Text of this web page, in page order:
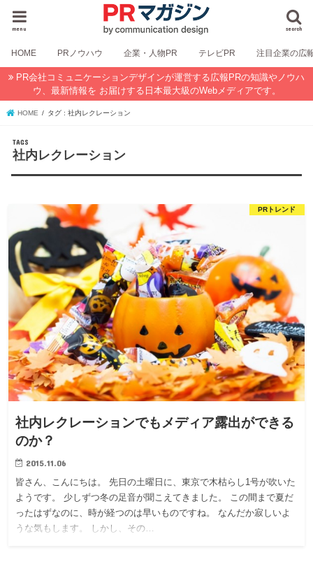
search
menu
HOME PRノウハウ 企業・人物PR テレビPR 注目企業の広
PR会社コミュニケーションデザインが運営する広報PRの知識やノウハ
ウ、最新情報を お届けする日本最大級のWebメディアです。
HOME タグ : 社内レクレーション
社内レクレーション
PRトレンド
社内レクレーションでもメディア露出ができる
のか？
2015.11.06
皆さん、こんにちは。 先日の土曜日に、東京で木枯らし1号が吹いた
ようです。 少しずつ冬の足音が聞こえてきました。 この間まで夏だ
ったはずなのに、時が経つのは早いものですね。 なんだか寂しいよ
うな気もします。 しかし、その…